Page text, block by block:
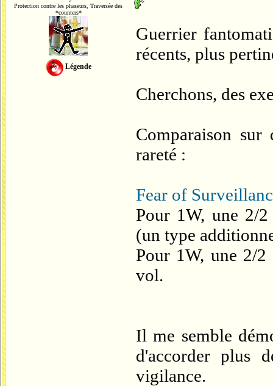
Protection contre les phaseurs, Traversée des
*counters*
Légende
Guerrier
récents, plus
Cherchons, des
Comparaison sur
rareté :
Fear of
Pour 1W, une 2/
(un type
Pour 1W, une 2/2
vol.
Il me semble
d'accorder plus
vigilance.